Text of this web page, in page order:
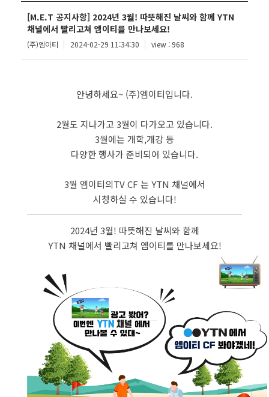
[M.E.T 공지사항] 2024년 3월! 따뜻해진 날씨와 함께 YTN
채널에서 빨리고쳐 엠이티를 만나보세요!
(주)엠이티 2024-02-29 11:34:30 view : 968
안녕하세요~ (주)엠이티입니다.
2월도 지나가고 3월이 다가오고 있습니다.
3월에는 개학,개강 등
다양한 행사가 준비되어 있습니다.
3월 엠이티의TV CF 는 YTN 채널에서
시청하실 수 있습니다!
2024년 3월! 따뜻해진 날씨와 함께
YTN 채널에서 빨리고쳐 엠이티를 만나보세요!